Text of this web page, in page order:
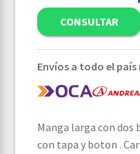
CONSULTAR
Envíos a todo el
Manga larga con
con tapa y boton .